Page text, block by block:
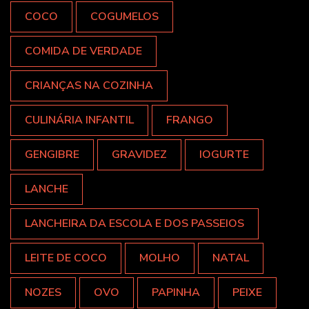
COCO COGUMELOS
COMIDA DE VERDADE
CRIANÇAS NA COZINHA
CULINÁRIA INFANTIL FRANGO
GENGIBRE GRAVIDEZ IOGURTE
LANCHE
LANCHEIRA DA ESCOLA E DOS PASSEIOS
LEITE DE COCO MOLHO NATAL
NOZES OVO PAPINHA PEIXE